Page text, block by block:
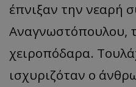
έπνιξαν την νεαρή
Αναγνωστόπουλου,
χειροπόδαρα.
ισχυριζόταν ο